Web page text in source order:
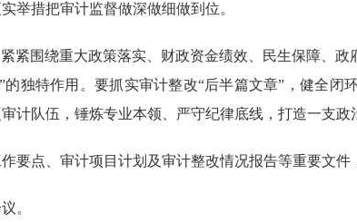
举措把审计监督做深做细做到位。
紧围绕重大政策落实、财政资金绩效、民生保障、
独特作用。要抓实审计整改“后半篇文章”，健全
计队伍，锤炼专业本领、严守纪律底线，打造一支政
要点、审计项目计划及审计整改情况报告等重要文件
。